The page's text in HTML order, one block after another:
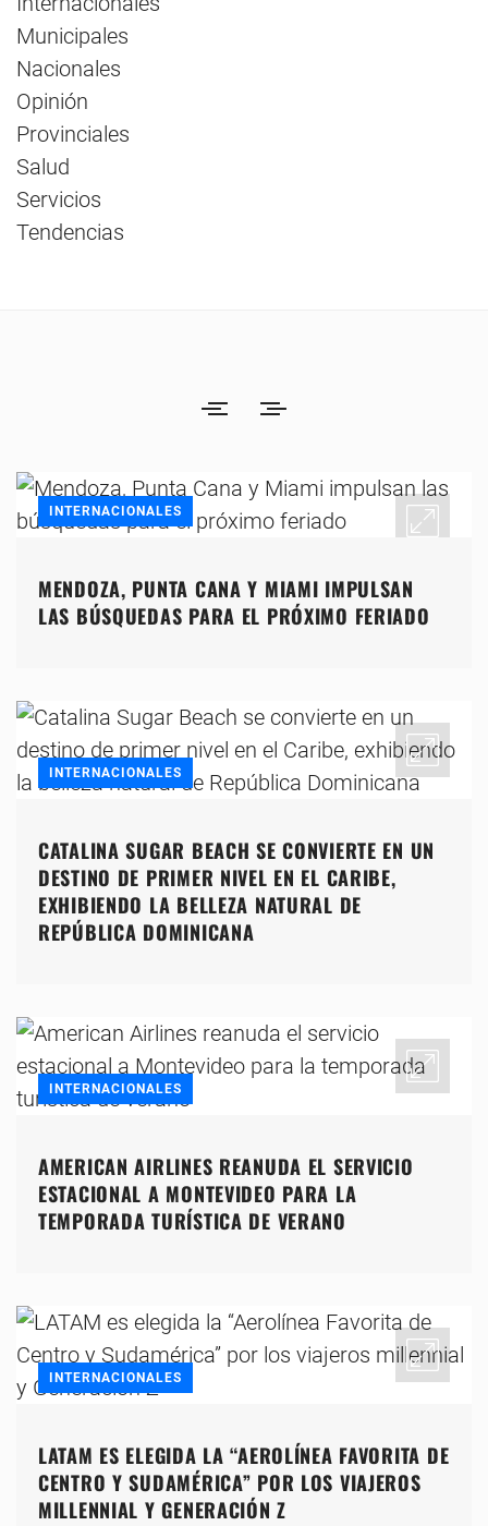
Municipales
Nacionales
Opinión
Provinciales
Salud
Servicios
Tendencias
INTERNACIONALES
MENDOZA, PUNTA CANA Y MIAMI IMPULSAN
LAS BÚSQUEDAS PARA EL PRÓXIMO FERIADO
INTERNACIONALES
CATALINA SUGAR BEACH SE CONVIERTE EN UN
DESTINO DE PRIMER NIVEL EN EL CARIBE,
EXHIBIENDO LA BELLEZA NATURAL DE
REPÚBLICA DOMINICANA
INTERNACIONALES
AMERICAN AIRLINES REANUDA EL SERVICIO
ESTACIONAL A MONTEVIDEO PARA LA
TEMPORADA TURÍSTICA DE VERANO
INTERNACIONALES
LATAM ES ELEGIDA LA “AEROLÍNEA FAVORITA DE
CENTRO Y SUDAMÉRICA” POR LOS VIAJEROS
MILLENNIAL Y GENERACIÓN Z